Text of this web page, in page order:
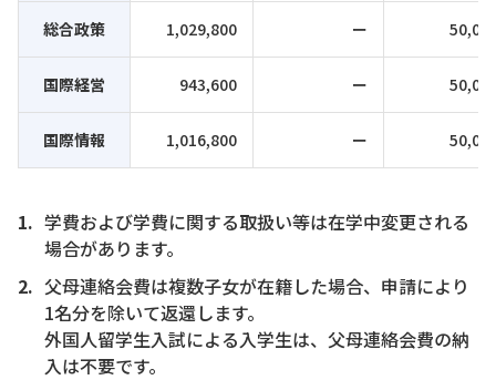
総合政策 1,029,800 ー
国際経営 943,600 ー
国際情報 1,016,800 ー
学費および学費に関する取扱い等は在学中変更される
場合があります。
父母連絡会費は複数子女が在籍した場合、申請により
1名分を除いて返還します。
外国人留学生入試による入学生は、父母連絡会費の納
入は不要です。